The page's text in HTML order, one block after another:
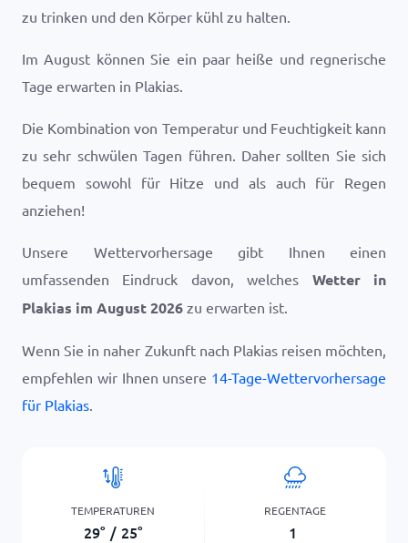
zu trinken und den Körper kühl zu halten.
Im August können Sie ein paar heiße und regnerische
Tage erwarten in Plakias.
Die Kombination von Temperatur und Feuchtigkeit kann
zu sehr schwülen Tagen führen. Daher sollten Sie sich
bequem sowohl für Hitze und als auch für Regen
anziehen!
Unsere Wettervorhersage gibt Ihnen einen
umfassenden Eindruck davon, welches Wetter in
Plakias im August 2026 zu erwarten ist.
Wenn Sie in naher Zukunft nach Plakias reisen möchten,
empfehlen wir Ihnen unsere 14-Tage-Wettervorhersage
für Plakias.
TEMPERATUREN
29° / 25°
REGENTAGE
1